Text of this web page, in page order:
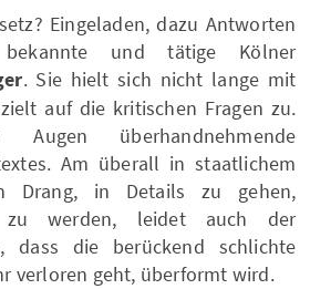
Eingeladen, dazu Antworten
und tätige Kölner
. Sie hielt sich nicht lange mit
auf die kritischen Fragen zu.
überhandnehmende
Am überall in staatlichem
Drang, in Details zu gehen,
zu werden, leidet auch der
dass die berückend schlichte
verloren geht, überformt wird.